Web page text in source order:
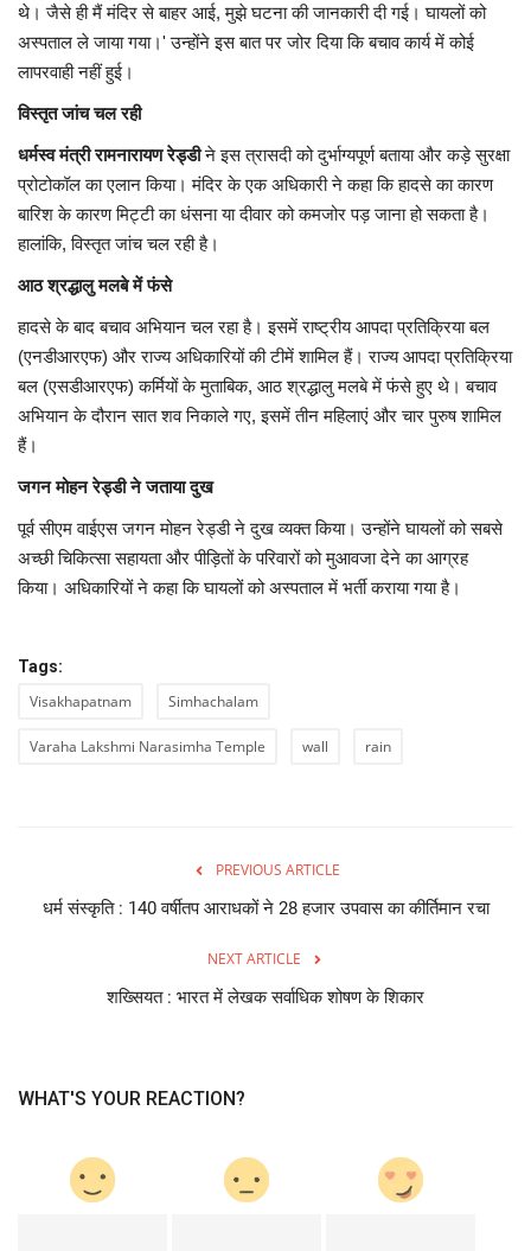
थे। जैसे ही मैं मंदिर से बाहर आई, मुझे घटना की जानकारी दी गई। घायलों को
अस्पताल ले जाया गया।' उन्होंने इस बात पर जोर दिया कि बचाव कार्य में कोई
लापरवाही नहीं हुई।
विस्तृत जांच चल रही
धर्मस्व मंत्री रामनारायण रेड्डीने इस त्रासदी को दुर्भाग्यपूर्ण बताया और कड़े सुरक्षा
प्रोटोकॉल का एलान किया। मंदिर के एक अधिकारी ने कहा कि हादसे का कारण
बारिश के कारण मिट्टी का धंसना या दीवार को कमजोर पड़ जाना हो सकता है।
हालांकि, विस्तृत जांच चल रही है।
आठ श्रद्धालु मलबे में फंसे
हादसे के बाद बचाव अभियान चल रहा है। इसमें राष्ट्रीय आपदा प्रतिक्रिया बल
(एनडीआरएफ) और राज्य अधिकारियों की टीमें शामिल हैं। राज्य आपदा प्रतिक्रिया
बल (एसडीआरएफ) कर्मियों के मुताबिक, आठ श्रद्धालु मलबे में फंसे हुए थे। बचाव
अभियान के दौरान सात शव निकाले गए, इसमें तीन महिलाएं और चार पुरुष शामिल
हैं।
जगन मोहन रेड्डी ने जताया दुख
पूर्व सीएम वाईएस जगन मोहन रेड्डी ने दुख व्यक्त किया। उन्होंने घायलों को सबसे
अच्छी चिकित्सा सहायता और पीड़ितों के परिवारों को मुआवजा देने का आग्रह
किया। अधिकारियों ने कहा कि घायलों को अस्पताल में भर्ती कराया गया है।
Tags:
Visakhapatnam Simhachalam
Varaha Lakshmi Narasimha Temple wall rain
PREVIOUS ARTICLE
धर्म संस्कृति : 140 वर्षीतप आराधकों ने 28 हजार उपवास का कीर्तिमान रचा
NEXT ARTICLE
शख्सियत : भारत में लेखक सर्वाधिक शोषण के शिकार
WHAT'S YOUR REACTION?